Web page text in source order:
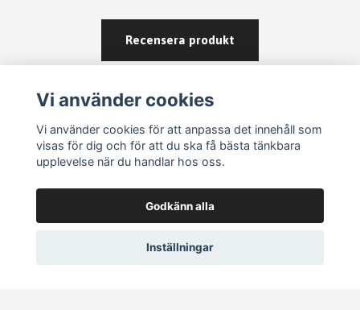
Recensera produkt
Om köp och returer
Vi använder cookies
Vi använder cookies för att anpassa det innehåll som
visas för dig och för att du ska få bästa tänkbara
upplevelse när du handlar hos oss.
Godkänn alla
Inställningar